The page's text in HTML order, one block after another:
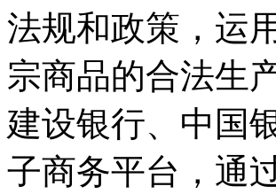
法规和政策，运
宗商品的合法生
建设银行、中国
子商务平台，通